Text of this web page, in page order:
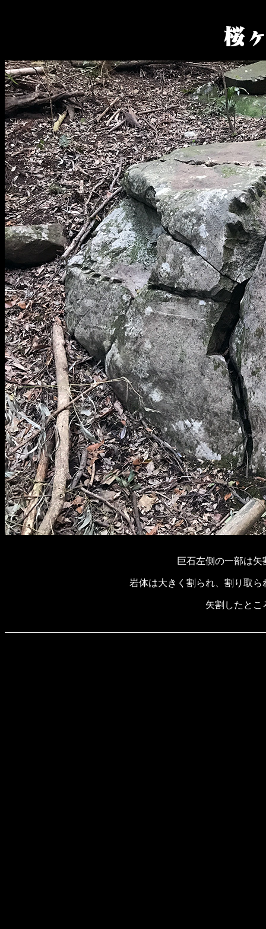
巨石左側の一部は
岩体は大きく割られ、割り取
矢割したとこ